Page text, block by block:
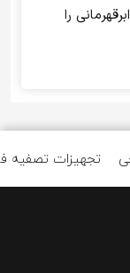
را
تجهیزات تصفیه